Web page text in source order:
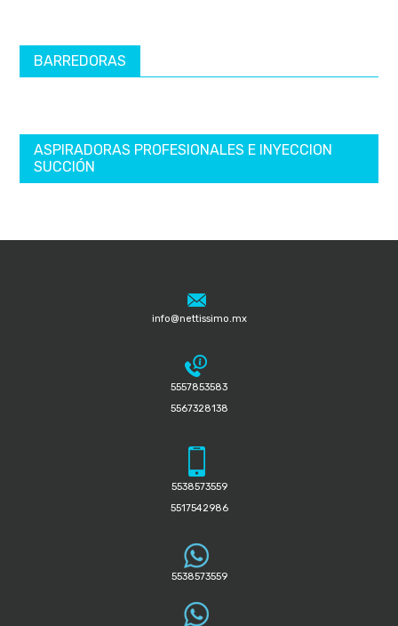
BARREDORAS
ASPIRADORAS PROFESIONALES E INYECCION
SUCCIÓN
info@nettissimo.mx
5557853583
5567328138
5538573559
5517542986
5538573559